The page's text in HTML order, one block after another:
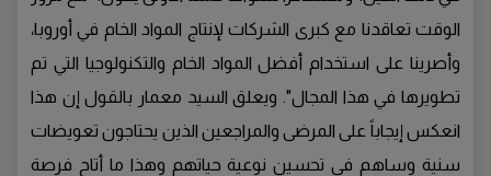
الوقت تعاقدنا مع كبرى الشركات لإنتاج المواد الخام في أوروبا،
وأصرينا على استخدام أفضل المواد الخام والتكنولوجيا التي تم
تطويرها في هذا المجال". ويعلق السيد معمار بالقول إن هذا
انعكس إيجاباً على المرضى والمراجعين الذين يحتاجون تعويضات
سنية وساهم في تحسين نوعية حياتهم وهذا ما أتاح فرصة